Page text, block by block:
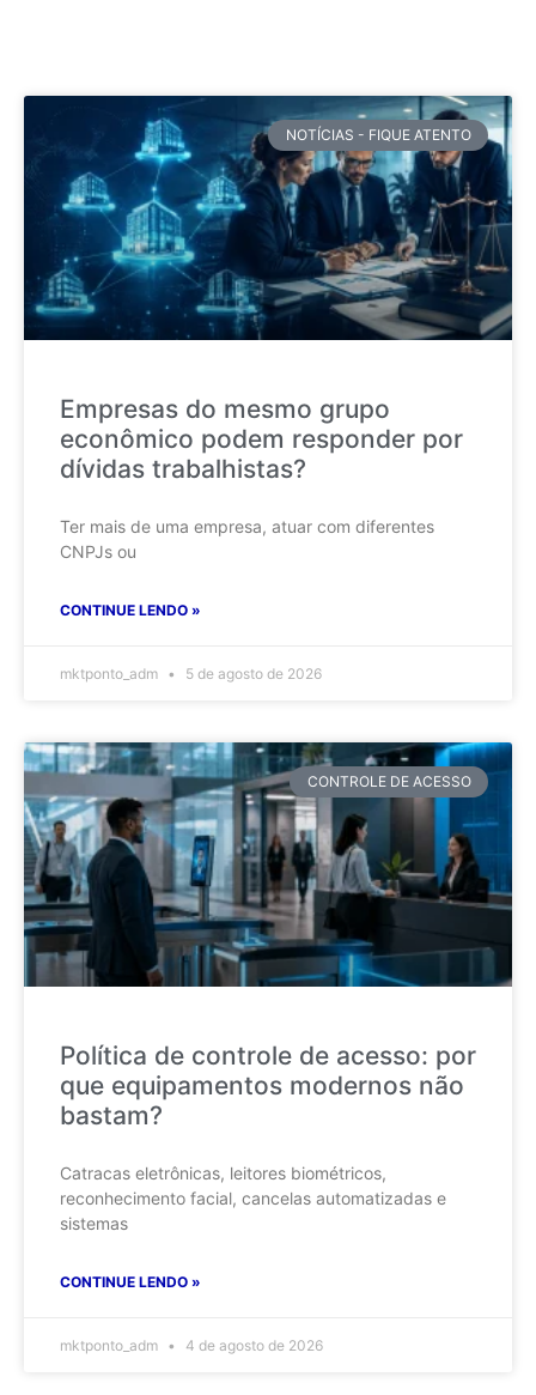
NOTÍCIAS - FIQUE ATENTO
Empresas do mesmo grupo
econômico podem responder por
dívidas trabalhistas?
Ter mais de uma empresa, atuar com diferentes
CNPJs ou
CONTINUE LENDO »
mktponto_adm 5 de agosto de 2026
CONTROLE DE ACESSO
Política de controle de acesso: por
que equipamentos modernos não
bastam?
Catracas eletrônicas, leitores biométricos,
reconhecimento facial, cancelas automatizadas e
sistemas
CONTINUE LENDO »
mktponto_adm 4 de agosto de 2026